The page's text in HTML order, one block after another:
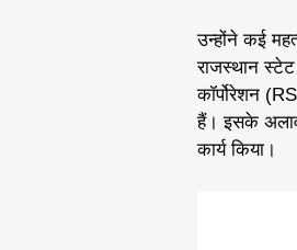
उन्होंने कई
राजस्थान
कॉर्पोरेशन
हैं। इसके
कार्य किया।